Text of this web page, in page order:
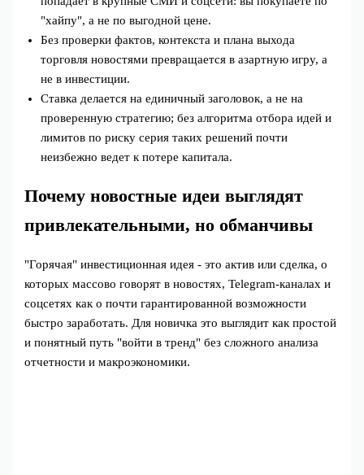
"хайпу", а не по выгодной цене.
Без проверки фактов, контекста и плана выхода
торговля новостями превращается в азартную игру, а
не в инвестиции.
Ставка делается на единичный заголовок, а не на
проверенную стратегию; без алгоритма отбора идей и
лимитов по риску серия таких решений почти
неизбежно ведет к потере капитала.
Почему новостные идеи выглядят
привлекательными, но обманчивы
"Горячая" инвестиционная идея - это актив или сделка, о
которых массово говорят в новостях, Telegram‑каналах и
соцсетях как о почти гарантированной возможности
быстро заработать. Для новичка это выглядит как простой
и понятный путь "войти в тренд" без сложного анализа
отчетности и макроэкономики.